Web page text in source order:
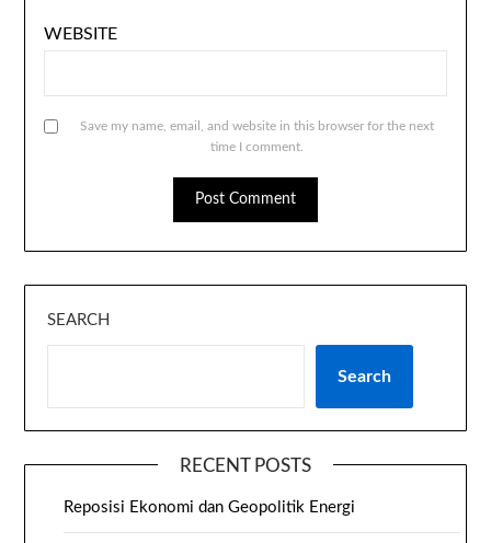
WEBSITE
Save my name, email, and website in this browser for the next
time I comment.
SEARCH
Search
RECENT POSTS
Reposisi Ekonomi dan Geopolitik Energi